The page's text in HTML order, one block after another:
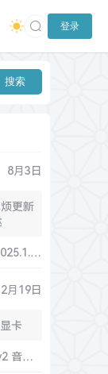
登录
8月3日
更新
正式版
2月19日
卡
式版